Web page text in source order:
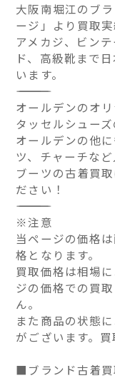
大阪南堀江のブ
ージ」より買取実
アメカジ、ビン
ド、高級靴まで
います。
――――――――――――――
オールデンのオ
タッセルシューズ
オールデンの他
ツ、チャーチな
ブーツの古着買
ださい！
――――――――――――――
※注意
当ページの価格
格となります。
買取価格は相場
ジの価格での買
ん。
また商品の状態
がございます。
■ブランド古着